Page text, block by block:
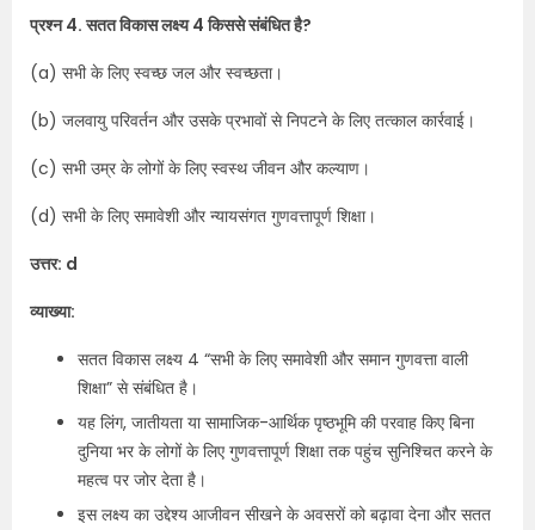
प्रश्न 4. सतत विकास लक्ष्य 4 किससे संबंधित है?
(a) सभी के लिए स्वच्छ जल और स्वच्छता।
(b) जलवायु परिवर्तन और उसके प्रभावों से निपटने के लिए तत्काल कार्रवाई।
(c) सभी उम्र के लोगों के लिए स्वस्थ जीवन और कल्याण।
(d) सभी के लिए समावेशी और न्यायसंगत गुणवत्तापूर्ण शिक्षा।
उत्तर: d
व्याख्या:
सतत विकास लक्ष्य 4 “सभी के लिए समावेशी और समान गुणवत्ता वाली
शिक्षा” से संबंधित है।
यह लिंग, जातीयता या सामाजिक-आर्थिक पृष्ठभूमि की परवाह किए बिना
दुनिया भर के लोगों के लिए गुणवत्तापूर्ण शिक्षा तक पहुंच सुनिश्चित करने के
महत्व पर जोर देता है।
इस लक्ष्य का उद्देश्य आजीवन सीखने के अवसरों को बढ़ावा देना और सतत